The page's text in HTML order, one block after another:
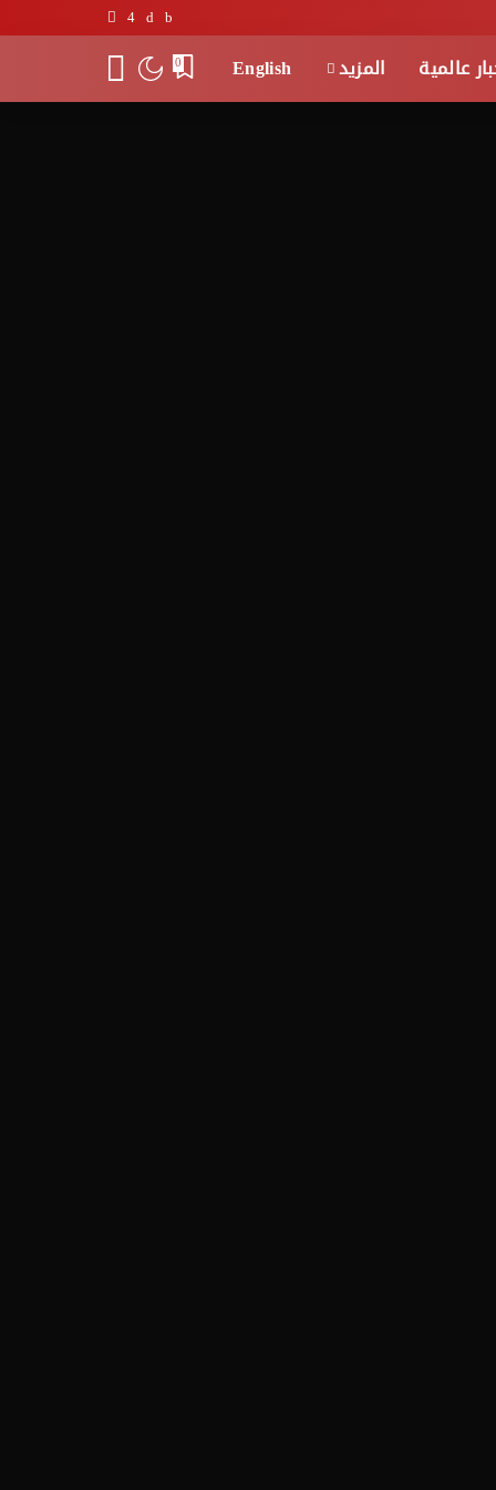
عالمية المزيد English
0